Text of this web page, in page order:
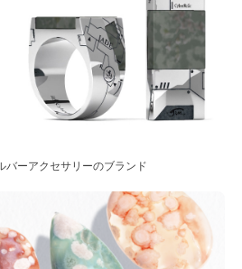
バーアクセサリーのブランド